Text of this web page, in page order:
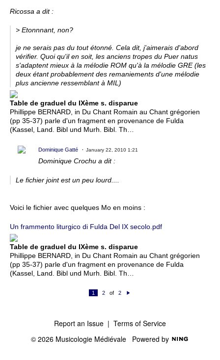
Ricossa a dit :
> Etonnnant, non?
je ne serais pas du tout étonné. Cela dit, j'aimerais d'abord
vérifier. Quoi qu'il en soit, les anciens tropes du Puer natus
s'adaptent mieux à la mélodie ROM qu'à la mélodie GRE (les
deux étant probablement des remaniements d'une mélodie
plus ancienne ressemblant à MIL)
Table de graduel du IXème s. disparue
Phillippe BERNARD, in Du Chant Romain au Chant grégorien
(pp 35-37) parle d'un fragment en provenance de Fulda
(Kassel, Land. Bibl und Murh. Bibl. Th…
Dominique Gatté January 22, 2010 1:21
Dominique Crochu a dit :
Le fichier joint est un peu lourd....
Voici le fichier avec quelques Mo en moins :
Un frammento liturgico di Fulda Del IX secolo.pdf
Table de graduel du IXème s. disparue
Phillippe BERNARD, in Du Chant Romain au Chant grégorien
(pp 35-37) parle d'un fragment en provenance de Fulda
(Kassel, Land. Bibl und Murh. Bibl. Th…
1 2 of
2
Report an Issue | Terms of Service
© 2026 Musicologie Médiévale Powered by